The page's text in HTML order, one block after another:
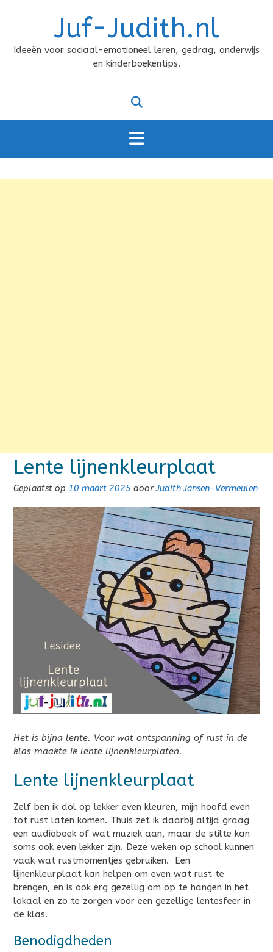
Juf-Judith.nl
Ideeën voor sociaal-emotioneel leren, gedrag, onderwijs
en kinderboekentips.
Lente lijnenkleurplaat
Geplaatst op 10 maart 2025 doorJudith Jansen-Vermeulen
Het is bijna lente. Voor wat ontspanning of rust in de
klas maakte ik lente lijnenkleurplaten.
Lente lijnenkleurplaat
Zelf ben ik dol op lekker even kleuren, mijn hoofd even
tot rust laten komen. Thuis zet ik daarbij altijd graag
een audioboek of wat muziek aan, maar de stilte kan
soms ook even lekker zijn. Deze weken op school kunnen
vaak wat rustmomentjes gebruiken. Een
lijnenkleurplaat kan helpen om even wat rust te
brengen, en is ook erg gezellig om op te hangen in het
lokaal en zo te zorgen voor een gezellige lentesfeer in
de klas.
Benodigdheden